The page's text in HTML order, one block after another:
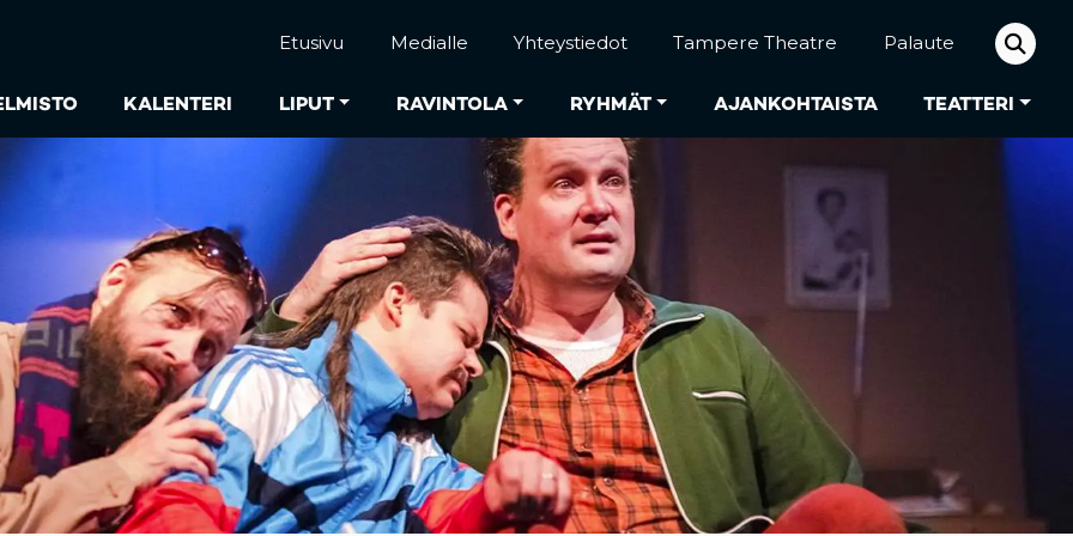
KALENTERI LIPUT RAVINTOLA RYHMÄT AJANKOHTAISTA TEATTERI
Etusivu Medialle Yhteystiedot Tampere Theatre Palaute